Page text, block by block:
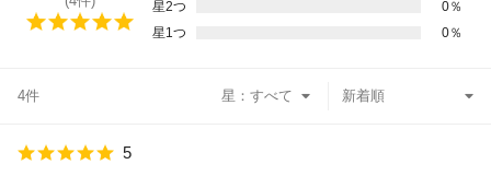
星2つ
0％
星1つ
0％
4件 星：
5
Pontaパス特典対象すべて